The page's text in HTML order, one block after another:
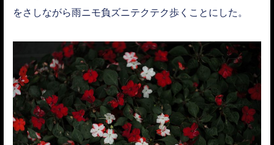
をさしながら雨ニモ負ズニテクテク歩くことにした。